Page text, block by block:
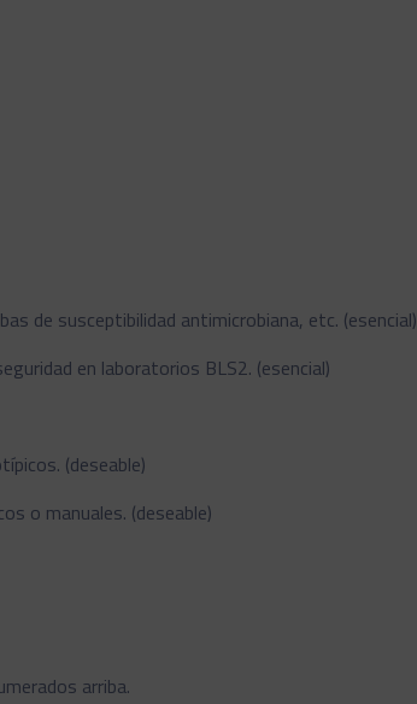
de susceptibilidad antimicrobiana, etc. (esencial)
en laboratorios BLS2. (esencial)
(deseable)
o manuales. (deseable)
arriba.